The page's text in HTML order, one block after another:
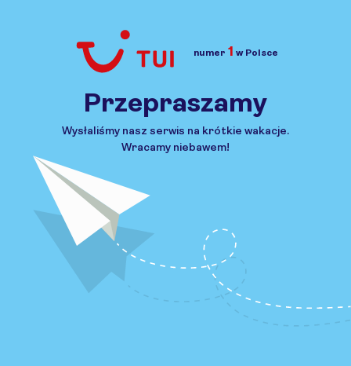
Przejdź do TUI.pl
numer 1 w Polsce
Przepraszamy
Wysłaliśmy nasz serwis na krótkie wakacje.
Wracamy niebawem!